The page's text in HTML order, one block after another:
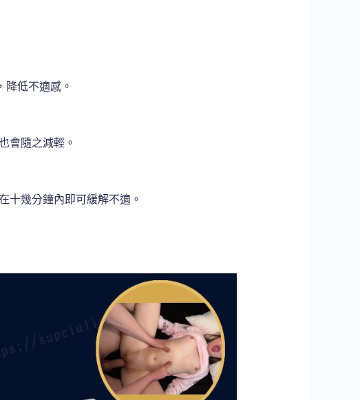
低不適感。
會隨之減輕。
十幾分鐘內即可緩解不適。